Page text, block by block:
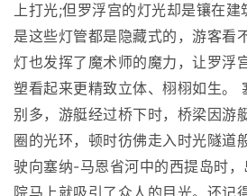
上打光;但罗浮宫的灯光却是镶在建
是这些灯管都是隐藏式的，游客看
灯也发挥了魔术师的魔力，让罗浮
塑看起来更精致立体、栩栩如生。
别多，游艇经过桥下时，桥梁因游
圈的光环，顿时彷佛走入时光隧道
驶向塞纳-马恩省河中的西提岛时